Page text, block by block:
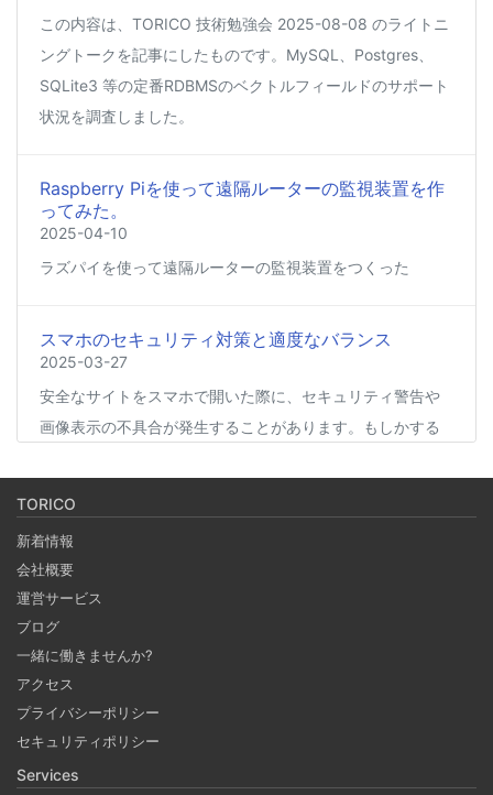
この内容は、TORICO 技術勉強会 2025-08-08 のライトニ
ングトークを記事にしたものです。MySQL、Postgres、
SQLite3 等の定番RDBMSのベクトルフィールドのサポート
状況を調査しました。
Raspberry Piを使って遠隔ルーターの監視装置を作
ってみた。
2025-04-10
ラズパイを使って遠隔ルーターの監視装置をつくった
スマホのセキュリティ対策と適度なバランス
2025-03-27
安全なサイトをスマホで開いた際に、セキュリティ警告や
画像表示の不具合が発生することがあります。もしかする
ィ対策とその影響について簡単にご紹介します。
Coima + Rosetta 2 で、Apple Silicon 上で x86_64
の Docker イメージをビルドする (Docker desktop
やめる)
2025-03-24
Docker Desktop を使わずに、Mac で x86 の Docker イメ
ージのビルドをする手順を書いています。Colima と
Rosetta2 を使って、クロスアーキテクチャーでビルドする
方法です。Lima, QEmu, nerdctl の実例も記載しています。
TORICO
新着情報
会社概要
運営サービス
ブログ
一緒に働きませんか?
アクセス
プライバシーポリシー
セキュリティポリシー
Services